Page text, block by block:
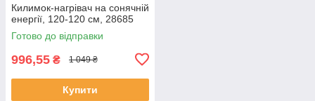
Килимок-нагрівач на сонячній
енергії, 120-120 см, 28685
Готово до відправки
996,55 ₴ 1 049 ₴
Купити